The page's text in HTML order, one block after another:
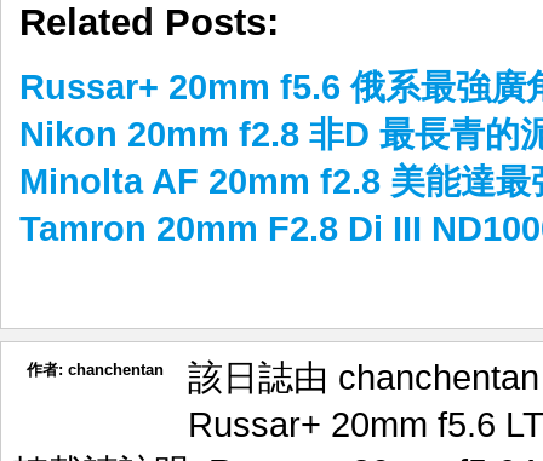
Related Posts:
Russar+ 20mm f5.6 俄系最強廣
Nikon 20mm f2.8 非D 最長青的
Minolta AF 20mm f2.8 美能達最
Tamron 20mm F2.8 Di III
作者: chanchentan
該日誌由
Russar+ 20mm f5.6